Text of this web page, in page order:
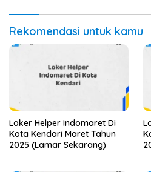
Rekomendasi untuk kamu
Loker Helper Indomaret Di
Kota Kendari Maret Tahun
2025 (Lamar Sekarang)